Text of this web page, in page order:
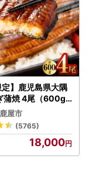
定】鹿児島県大隅
蒲焼 4尾（600g
004-04-cp18
魚 惣菜 総菜
屋市
(5765)
18,000